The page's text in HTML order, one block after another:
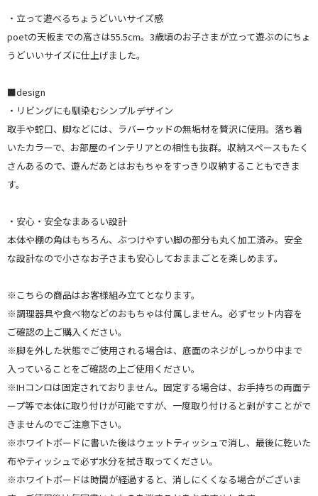
・立って遊べるちょうどいいサイズ感
poetの天板までの高さは55.5cm。3歳頃のお子さまが立って遊ぶのにちょ
うどいいサイズに仕上げました。
■design
・リビングにも馴染むシンプルデザイン
取手や蛇口、脚などには、ラバーウッドの無垢材を贅沢に使用。落ち着
いたカラーで、お部屋のインテリアとの相性も抜群。収納スペースもたく
さんあるので、遊んだあとはおもちゃをすっきり収納することもできま
す。
・安心・安全なまあるい設計
本体や棚の角はもちろん、ぶつけやすい脚の部分も丸く加工済み。安全
な設計なので小さなお子さまも安心しておままごとを楽しめます。
※こちらの商品はお客様組み立てとなります。
※調理器具や食べ物などのおもちゃは付属しません。必ずセット内容を
ご確認の上ご購入ください。
※脚を外した状態でご使用される場合は、底面のネジがしっかり中まで
入っていることをご確認の上ご使用ください。
※IHコンロは固定されておりません。固定する場合は、お手持ちの両面テ
ープ等で本体に取り付けが可能ですが、一度取り付けると剥がすことがで
きませんのでご注意下さい。
※ホワイトボードに書いた後はウェットティッシュで消し、最後に乾いた
布やティッシュで必ず水分を拭き取ってください。
※ホワイトボードは時間が経過すると、消しにくくなる場合がございま